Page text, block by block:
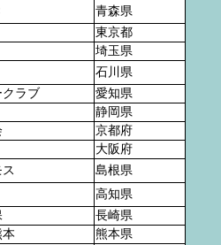
青森県
東京都
埼玉県
石川県
ラブ
愛知県
静岡県
京都府
大阪府
島根県
高知県
長崎県
熊本県